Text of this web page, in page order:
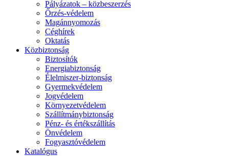
Pályázatok – közbeszerzés
Őrzés-védelem
Magánnyomozás
Céghírek
Oktatás
Közbiztonság
Biztosítók
Energiabiztonság
Élelmiszer-biztonság
Gyermekvédelem
Jogvédelem
Környezetvédelem
Szállítmánybiztonság
Pénz- és értékszállítás
Önvédelem
Fogyasztóvédelem
Katalógus